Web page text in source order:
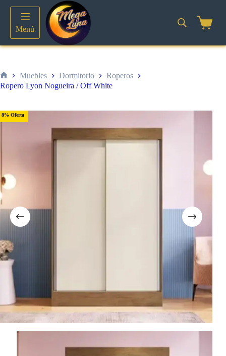
contenido
Menú
Inicio
Muebles Dormitorio
Roperos
Ropero Lyon Nogueira / Off White
8% Oferta